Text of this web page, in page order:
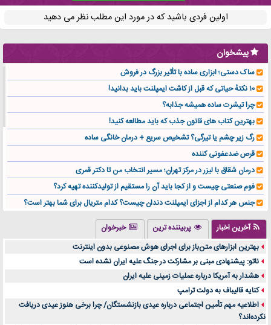
اولین فردی باشید که در مورد این مطلب نظر می دهید
پیشخوان
ساک دستی؛ ابزاری ساده با تأثیر بزرگ در فروش
۱۰ نکتهٔ حیاتی که قبل از کاشت ایمپلنت باید بدانید!
چرا تیشرت ساده همیشه جذابه؟
بهترین کتاب های قانون جذب که باید مطالعه کنید!
رگ زیر چشم یا تیرگی؟ تشخیص سریع + درمان خانگی ساده
قرص ضدعفونی کننده
درمان شقاق با لیزر در مرکز تهران؛ مسیر انتخاب من تا دکتر قمری
فوم صنعتی چیست و از کجا باید آن را مستقیم از تولیدکننده تهیه کرد؟
جنس هر کدام از اجزای ایمپلنت دندان چیست؟ کدام متریال برای شما بهتر است؟
تولید لیوان کاغذی یک کسب‌ و کار پر سود و رو‌ به‌ رشد در بازار ایران
درد زانو بعد از تمرین با تردمیل؟ شاید مشکل از این انتخاب باشد
آینده موسیقی هم‌اکنون در اینجاست
بهترین راه تبلیغات کلینیک زیبایی و افزایش مشتری کدام است؟
مقایسه قالب آسترا با وودمارت و فلت‌سام (فارسی)
خرید سمعک کارکرده یا دست دوم | نکات مهم قبل از تصمیم‌گیری
خرید و فروش قطعات سرور دست دوم در ماهان شبکه ایرانیان
آخرین اخبار پربیننده ترین
خبرخوان
بهترین ابزارهای متن‌باز برای اجرای هوش مصنوعی بدون اینترنت
ناتو: پیشنهادی مبنی بر مشارکت در جنگ علیه ایران نشده است
هشدار به آمریکا درباره عملیات زمینی علیه ایران
کنایه قالیباف به دولت ترامپ
اطلاعیه مهم تأمین اجتماعی درباره عیدی بازنشستگان/ چرا برخی هنوز عیدی دریافت
نکرده‌اند؟